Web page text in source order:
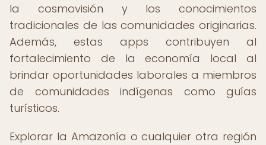
la cosmovisión y los conocimientos
tradicionales de las comunidades originarias.
Además, estas apps contribuyen al
fortalecimiento de la economía local al
brindar oportunidades laborales a miembros
de comunidades indígenas como guías
turísticos.
Explorar la Amazonía o cualquier otra región